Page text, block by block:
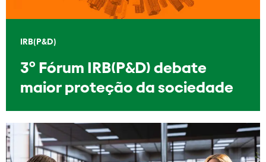
IRB(P&D)
3º Fórum IRB(P&D) debate
maior proteção da sociedade